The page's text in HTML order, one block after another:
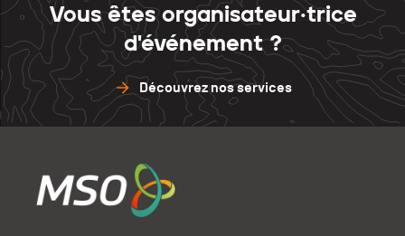
Vous êtes organisateur·trice
d'événement ?
Découvrez nos services